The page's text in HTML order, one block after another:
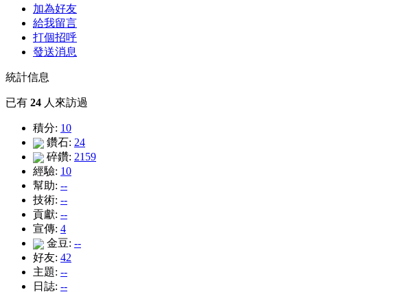
加為好友
給我留言
打個招呼
發送消息
統計信息
已有 24 人來訪過
積分: 10
鑽石: 24
碎鑽: 2159
經驗: 10
幫助: --
技術: --
貢獻: --
宣傳: 4
金豆: --
好友: 42
主題: --
日誌: --